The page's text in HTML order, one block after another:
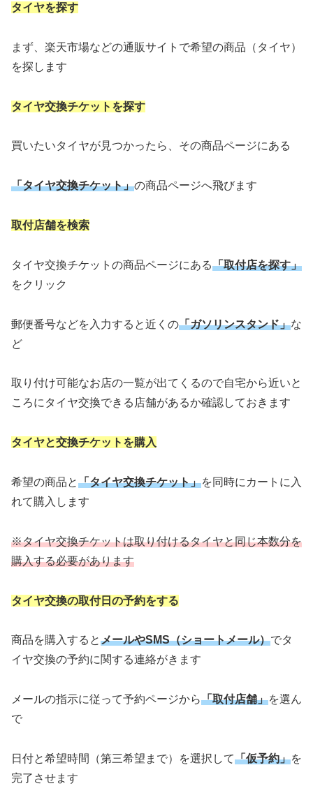
タイヤを探す
まず、楽天市場などの通販サイトで希望の商品（タイヤ）
を探します
タイヤ交換チケット を探す
買いたいタイヤが見つかったら、その商品ページにある
「タイヤ交換チケット」の商品ページへ飛びます
取付店舗を検索
タイヤ交換チケットの商品ページにある「取付店を探す」
をクリック
郵便番号などを入力すると近くの「ガソリンスタンド」な
ど
取り付け可能なお店の一覧が出てくるので自宅から近いと
ころにタイヤ交換できる店舗があるか確認しておきます
タイヤと交換チケットを購入
希望の商品と「タイヤ交換チケット」を同時にカートに入
れて購入します
※タイヤ交換チケットは取り付けるタイヤと同じ本数分を
購入する必要があります
タイヤ交換の取付日の予約をする
商品を購入するとメールやSMS（ショートメール）でタ
イヤ交換の予約に関する連絡がきます
メールの指示に従って予約ページから「取付店舗」を選ん
で
日付と希望時間（第三希望まで）を選択して「仮予約」を
完了させます